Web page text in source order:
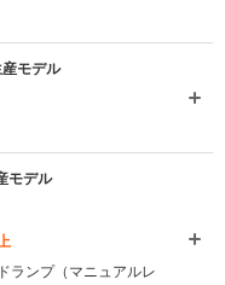
モデル
モデル
ランプ（マニュアルレ